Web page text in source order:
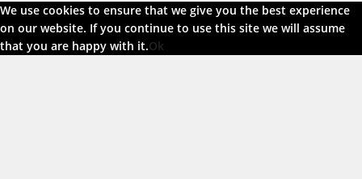
We use cookies to ensure that we give you the best experience
on our website. If you continue to use this site we will assume
that you are happy with it.Ok